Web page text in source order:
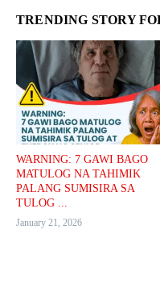
TRENDING STORY
WARNING: 7 GAWI BAGO
MATULOG NA TAHIMIK
PALANG SUMISIRA SA
TULOG ...
January 21, 2026